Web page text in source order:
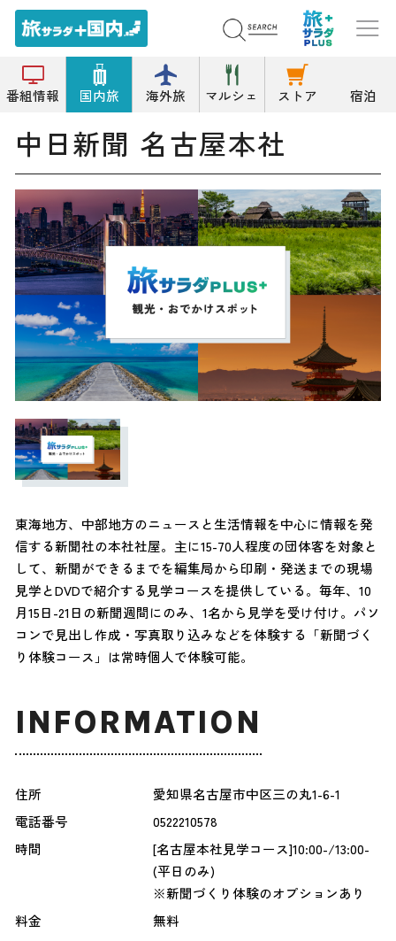
番組情報 国内旅 海外旅 マルシェ ストア 宿泊
トップ その他の工場見学/実演 中日新聞 名古屋本社
中日新聞 名古屋本社
東海地方、中部地方のニュースと生活情報を中心に情報を発
信する新聞社の本社社屋。主に15-70人程度の団体客を対象と
して、新聞ができるまでを編集局から印刷・発送までの現場
見学とDVDで紹介する見学コースを提供している。毎年、10
月15日-21日の新聞週間にのみ、1名から見学を受け付け。パソ
コンで見出し作成・写真取り込みなどを体験する「新聞づく
り体験コース」は常時個人で体験可能。
INFORMATION
住所
愛知県名古屋市中区三の丸1-6-1
電話番号
0522210578
時間
[名古屋本社見学コース]10:00-/13:00-
(平日のみ)
※新聞づくり体験のオプションあり
料金
無料